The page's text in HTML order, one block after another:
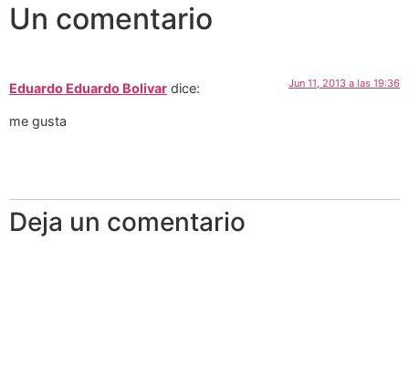
Un comentario
Eduardo Eduardo Bolivar dice: Jun 11, 2013 a las 19:36
me gusta
Deja un comentario